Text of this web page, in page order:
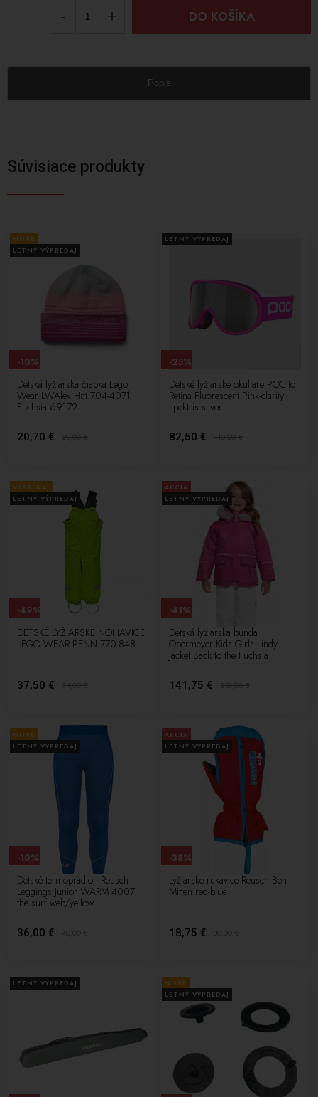
- + DO KOŠÍKA
Popis
Súvisiace produkty
NOVÉ
LETNÝ VÝPREDAJ
Detská lyžiarska čiapka Lego
Wear LWAlex Hat 704-4071
Fuchsia 69172
20,70 € 23,00€
-10%
LETNÝ VÝPREDAJ
Detské lyžiarske okuliare POCito
Retina Fluorescent Pink-clarity
spektris silver
82,50 € 110,00€
-25%
VÝPREDAJ
LETNÝ VÝPREDAJ
DETSKÉ LYŽIARSKE NOHAVICE
LEGO WEAR PENN 770-848
37,50 € 74,00€
-49%
AKCIA
LETNÝ VÝPREDAJ
Detská lyžiarska bunda
Obermeyer Kids Girls Lindy
Jacket Back to the Fuchsia
141,75 € 239,00€
-41%
NOVÉ
LETNÝ VÝPREDAJ
Detské termoprádlo - Reusch
Leggings Junior WARM 4007
the surf web/yellow
36,00 € 40,00€
-10%
AKCIA
LETNÝ VÝPREDAJ
Lyžiarske rukavice Reusch Ben
Mitten red-blue
18,75 € 30,00€
-38%
LETNÝ VÝPREDAJ
NOVÉ
LETNÝ VÝPREDAJ